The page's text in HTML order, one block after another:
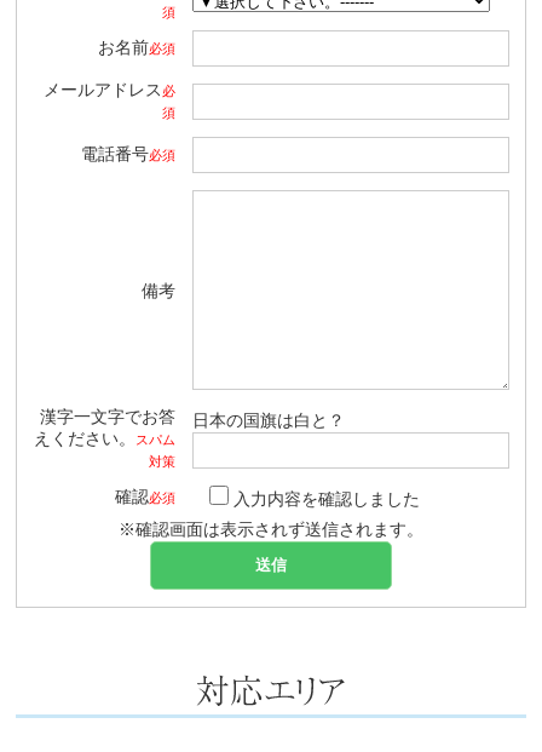
須
お名前必須
メールアドレス 必
須
電話番号必須
備考
漢字一文字でお答
えください。
スパム
対策
日本の国旗は白と？
確認必須
入力内容を確認しました
※確認画面は表示されず送信されます。